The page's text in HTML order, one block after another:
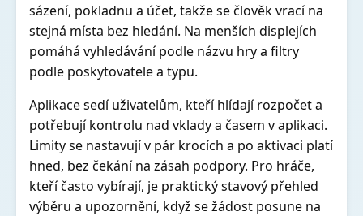
sázení, pokladnu a účet, takže se člověk vrací na
stejná místa bez hledání. Na menších displejích
pomáhá vyhledávání podle názvu hry a filtry
podle poskytovatele a typu.
Aplikace sedí uživatelům, kteří hlídají rozpočet a
potřebují kontrolu nad vklady a časem v aplikaci.
Limity se nastavují v pár krocích a po aktivaci platí
hned, bez čekání na zásah podpory. Pro hráče,
kteří často vybírají, je praktický stavový přehled
výběru a upozornění, když se žádost posune na